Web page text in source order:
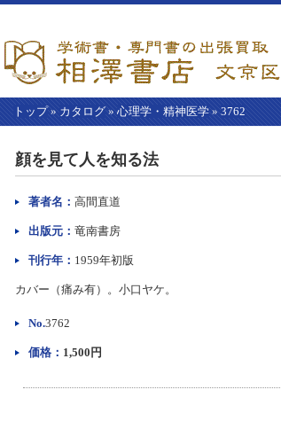
トップ» カタログ » 心理学・精神医学 » 3762
か
本
顔を見て人を知る法
著者名： 高間直道
出版元： 竜南書房
刊行年： 1959年初版
カバー（痛み有）。小口ヤケ。
No.3762
価格： 1,500円